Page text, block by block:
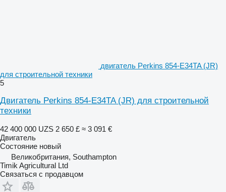
двигатель Perkins 854-E34TA (JR)
для строительной техники
5
Двигатель Perkins 854-E34TA (JR) для строительной
техники
42 400 000 UZS 2 650 £ ≈ 3 091 €
Двигатель
Состояние новый
Великобритания, Southampton
Timik Agricultural Ltd
Связаться с продавцом